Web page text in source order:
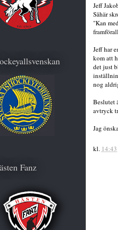
Jeff
Såhär
"Kan
Jeff har
kom att
det just
nog
Beslutet
avtryck
Jag
kl. 14:43
Fanz